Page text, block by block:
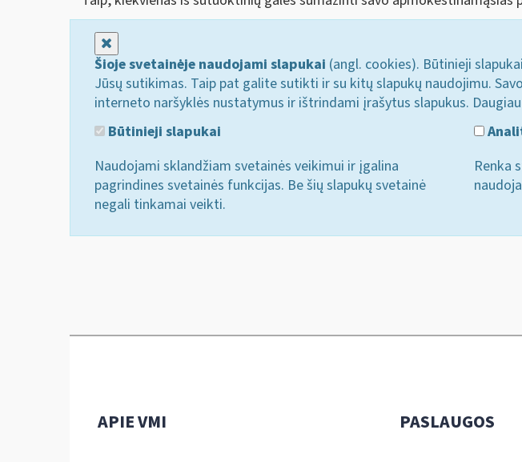
Šioje svetainėje naudojami slapukai (angl. cookies). Būtinieji
Jūsų sutikimas. Taip pat galite sutikti ir su kitų slapukų naudojimu.
interneto naršyklės nustatymus ir ištrindami įrašytus slapukus.
Būtinieji slapukai
Naudojami sklandžiam svetainės veikimui ir įgalina
pagrindines svetainės funkcijas. Be šių slapukų svetainė
negali tinkamai veikti.
Renka
APIE VMI PASLAUGOS